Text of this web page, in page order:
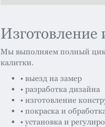
Изготовление
Мы выполняем полный
калитки.
• выезд на замер
• разработка дизайна
• изготовление
• покраска и
• установка и